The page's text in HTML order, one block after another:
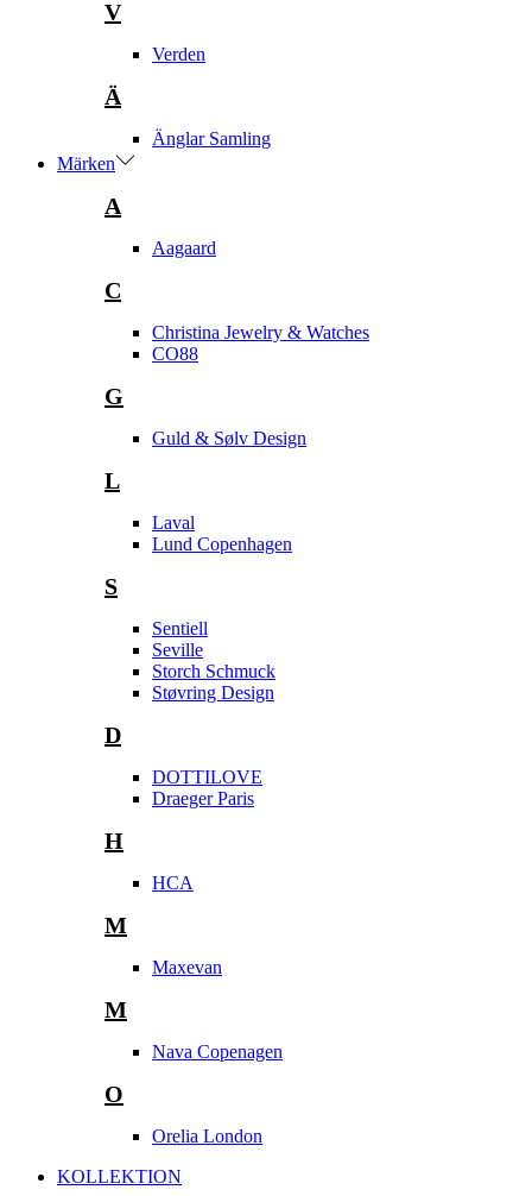
V
Verden
Ä
Änglar Samling
Märken
A
Aagaard
C
Christina Jewelry & Watches
CO88
G
Guld & Sølv Design
L
Laval
Lund Copenhagen
S
Sentiell
Seville
Storch Schmuck
Støvring Design
D
DOTTILOVE
Draeger Paris
H
HCA
M
Maxevan
M
Nava Copenagen
O
Orelia London
KOLLEKTION